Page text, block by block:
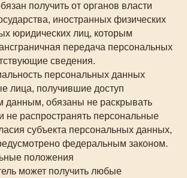
получить от органов власти
иностранных физических
юридических лиц, которым
передача персональных
сведения.
персональных данных
лица, получившие доступ
данным, обязаны не раскрывать
не распространять персональные
субъекта персональных данных,
федеральным законом.
положения
может получить любые